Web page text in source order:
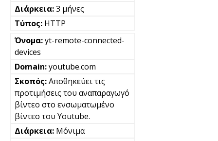
3 μήνες
HTTP
yt-remote-connected-
devices
youtube.com
Αποθηκεύει τις
προτιμήσεις του αναπαραγωγό
βίντεο στο ενσωματωμένο
βίντεο του Youtube.
Μόνιμα